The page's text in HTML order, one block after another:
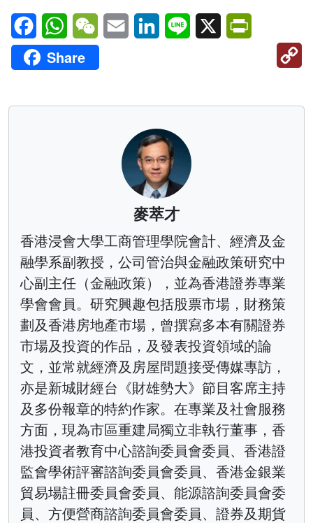
FacebookWhatsAppWeChatEmail LinkedInLine X
Share
麥萃才
香港浸會大學工商管理學院會計、經濟及金
融學系副教授，公司管治與金融政策研究中
心副主任（金融政策），並為香港證券專業
學會會員。研究興趣包括股票市場，財務策
劃及香港房地產市場，曾撰寫多本有關證券
市場及投資的作品，及發表投資領域的論
文，並常就經濟及房屋問題接受傳媒專訪，
亦是新城財經台《財雄勢大》節目客席主持
及多份報章的特約作家。在專業及社會服務
方面，現為市區重建局獨立非執行董事，香
港投資者教育中心諮詢委員會委員、香港證
監會學術評審諮詢委員會委員、香港金銀業
貿易場註冊委員會委員、能源諮詢委員會委
員、方便營商諮詢委員會委員、證券及期貨